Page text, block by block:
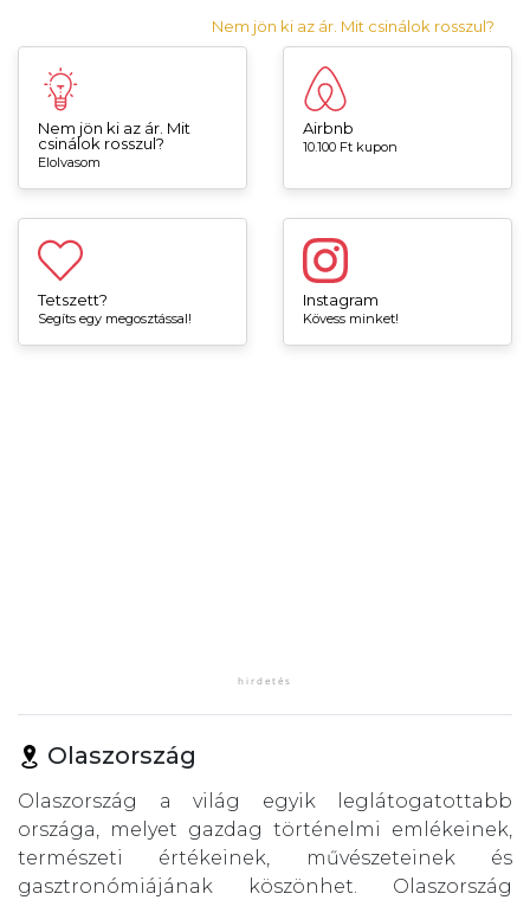
Nem jön ki az ár. Mit csinálok rosszul?
Nem jön ki az ár. Mit
csinálok rosszul?
Elolvasom
Airbnb
10.100 Ft kupon
Tetszett?
Segíts egy megosztással!
Instagram
Kövess minket!
Olaszország
Olaszország a világ egyik leglátogatottabb
országa, melyet gazdag történelmi emlékeinek,
természeti értékeinek, művészeteinek és
gasztronómiájának köszönhet. Olaszország